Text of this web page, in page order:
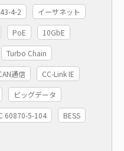
4-2 イーサネット
PoE 10GbE
Turbo Chain
通信 CC-Link IE
ビッグデータ
60870-5-104 BESS